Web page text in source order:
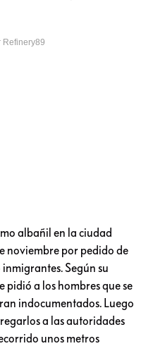
albañil en la ciudad
noviembre por pedido de
Según su
pidió a los hombres que se
indocumentados. Luego
a las autoridades
unos metros